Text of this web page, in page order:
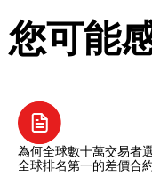
您可能
為何全球數十萬交易者
全球排名第一的差價合